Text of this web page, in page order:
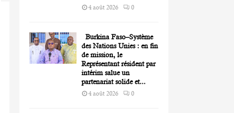
4 août 2026 0
Burkina Faso–Système
des Nations Unies : en fin
de mission, le
Représentant résident par
intérim salue un
partenariat solide et...
4 août 2026 0